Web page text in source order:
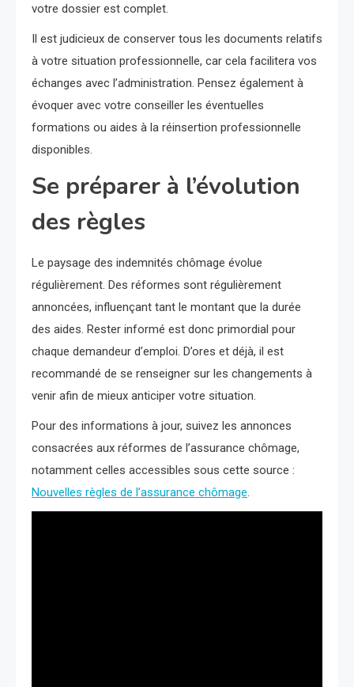
votre dossier est complet.
Il est judicieux de conserver tous les documents relatifs
à votre situation professionnelle, car cela facilitera vos
échanges avec l’administration. Pensez également à
évoquer avec votre conseiller les éventuelles
formations ou aides à la réinsertion professionnelle
disponibles.
Se préparer à l’évolution
des règles
Le paysage des indemnités chômage évolue
régulièrement. Des réformes sont régulièrement
annoncées, influençant tant le montant que la durée
des aides. Rester informé est donc primordial pour
chaque demandeur d’emploi. D’ores et déjà, il est
recommandé de se renseigner sur les changements à
venir afin de mieux anticiper votre situation.
Pour des informations à jour, suivez les annonces
consacrées aux réformes de l’assurance chômage,
notamment celles accessibles sous cette source :
Nouvelles règles de l’assurance chômage